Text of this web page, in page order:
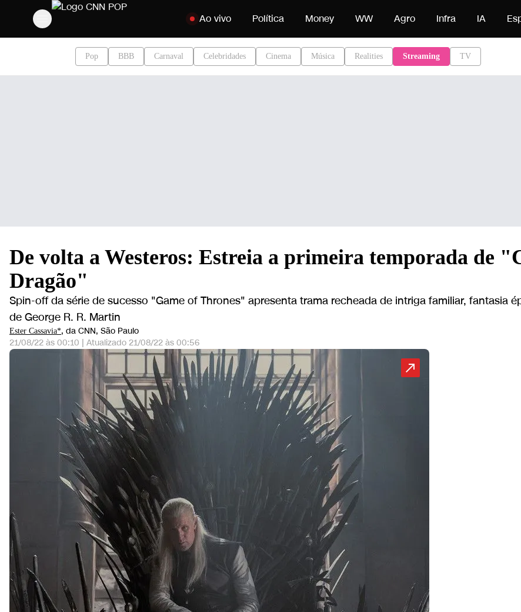
Pular para o conteúdo
Ao vivo Política Money WW Agro Infra IA
Pop BBB Carnaval Celebridades Cinema Música Realities Streaming TV
De volta a Westeros: Estreia a primeira temporada de
Dragão"
Spin-off da série de sucesso "Game of Thrones" apresenta trama recheada de intriga familiar, fantasia
de George R. R. Martin
Ester Cassavia*, da CNN, São Paulo
21/08/22 às 00:10 | Atualizado 21/08/22 às 00:56